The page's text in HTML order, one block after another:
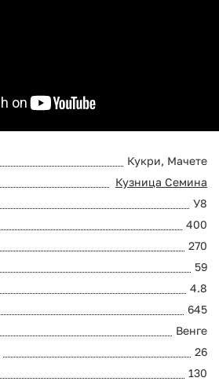
Кукри, Мачете
Кузница Семина
У8
400
270
59
4.8
645
Венге
26
130